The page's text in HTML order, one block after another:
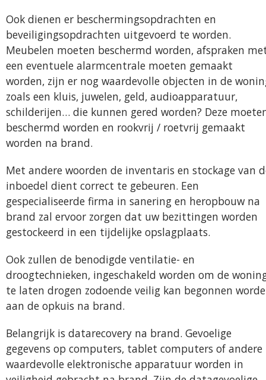
Ook dienen er beschermingsopdrachten en
beveiligingsopdrachten uitgevoerd te worden.
Meubelen moeten beschermd worden, afspraken
een eventuele alarmcentrale moeten gemaakt
worden, zijn er nog waardevolle objecten in de
zoals een kluis, juwelen, geld, audioapparatuur,
schilderijen… die kunnen gered worden? Deze
beschermd worden en rookvrij / roetvrij gemaakt
worden na brand.
Met andere woorden de inventaris en stockage van
inboedel dient correct te gebeuren. Een
gespecialiseerde firma in sanering en heropbouw na
brand zal ervoor zorgen dat uw bezittingen worden
gestockeerd in een tijdelijke opslagplaats.
Ook zullen de benodigde ventilatie- en
droogtechnieken, ingeschakeld worden om de
te laten drogen zodoende veilig kan begonnen
aan de opkuis na brand.
Belangrijk is datarecovery na brand. Gevoelige
gegevens op computers, tablet computers of andere
waardevolle elektronische apparatuur worden in